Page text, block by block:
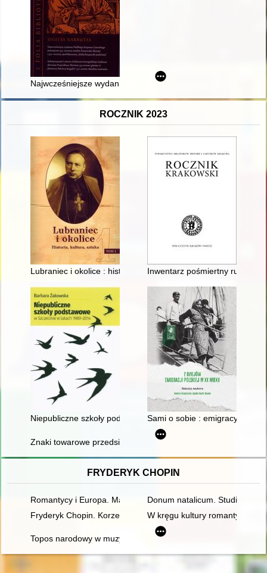
Najwcześniejsze wydania Wielkiego Księstwa Litewskiego
ROCZNIK 2023
Lubraniec i okolice : historia, kultura, sztuka. T. 1
Inwentarz pośmiertny
Niepubliczne szkoły podstawowe w Szczecinie w latach 1989-
Sami o sobie : emigracyjne
Znaki towarowe przedsiębiorstw toruńskich zarejestrowane
FRYDERYK CHOPIN
Romantycy i Europa. Marzenia, doświadczenia, propozycje
Donum natalicum. Studia
Fryderyk Chopin. Korzenie
W kręgu kultury romantycznej.
Topos narodowy w muzyce polskiej pierwszej połowy XIX